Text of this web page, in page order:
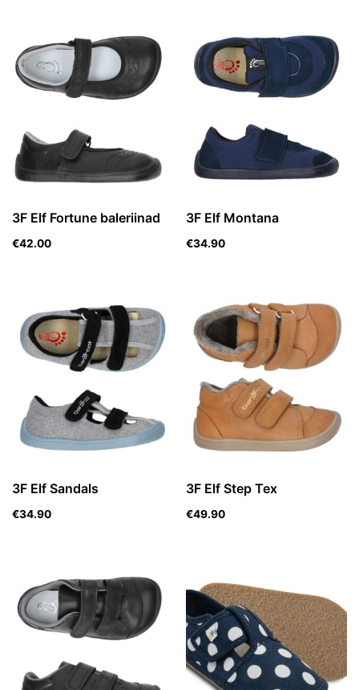
3F Elf Fortune baleriinad
€42.00
3F Elf Montana
€34.90
3F Elf Sandals
€34.90
3F Elf Step Tex
€49.90